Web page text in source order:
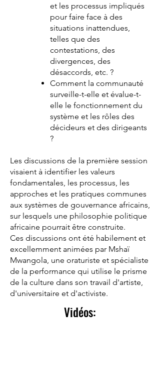
et les processus impliqués
pour faire face à des
situations inattendues,
telles que des
contestations, des
divergences, des
désaccords, etc. ?
Comment la communauté
surveille-t-elle et évalue-t-
elle le fonctionnement du
système et les rôles des
décideurs et des dirigeants
?
Les discussions de la première session
visaient à identifier les valeurs
fondamentales, les processus, les
approches et les pratiques communes
aux systèmes de gouvernance africains,
sur lesquels une philosophie politique
africaine pourrait être construite.
Ces discussions ont été habilement et
excellemment animées par Mshaï
Mwangola, une oraturiste et spécialiste
de la performance qui utilise le prisme
de la culture dans son travail d'artiste,
d'universitaire et d'activiste.
Vidéos: